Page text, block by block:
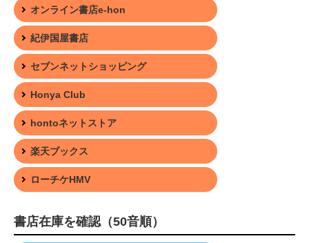
オンライン書店e-hon
紀伊国屋書店
セブンネットショッピング
Honya Club
hontoネットストア
楽天ブックス
ローチケHMV
書店在庫を確認（50音順）